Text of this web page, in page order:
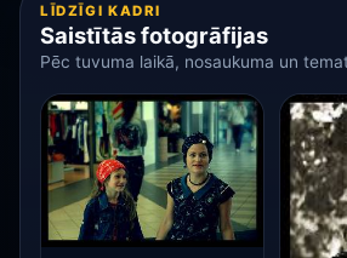
LĪDZĪGI KADRI
Saistītās fotogrāfijas
Pēc tuvuma laikā, nosaukuma un